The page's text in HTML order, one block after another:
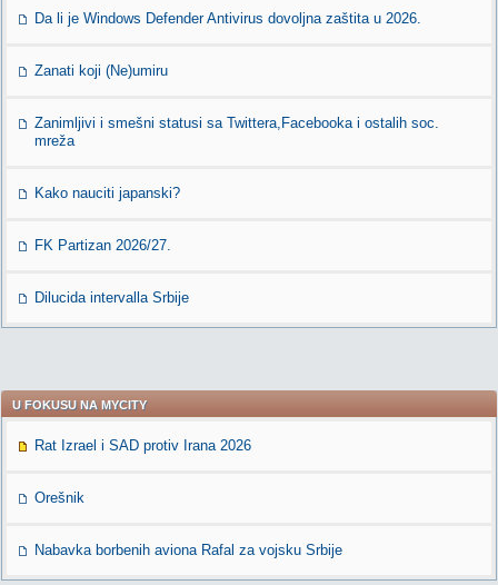
Da li je Windows Defender Antivirus dovoljna zaštita u 2026.
Zanati koji (Ne)umiru
Zanimljivi i smešni statusi sa Twittera,Facebooka i ostalih soc.
mreža
Kako nauciti japanski?
FK Partizan 2026/27.
Dilucida intervalla Srbije
U FOKUSU NA MYCITY
Rat Izrael i SAD protiv Irana 2026
Orešnik
Nabavka borbenih aviona Rafal za vojsku Srbije